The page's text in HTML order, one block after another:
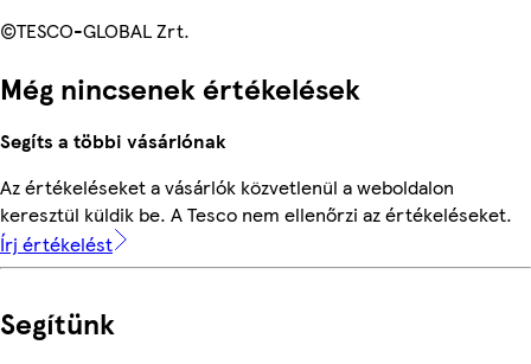
©TESCO-GLOBAL Zrt.
Még nincsenek értékelések
Segíts a többi vásárlónak
Az értékeléseket a vásárlók közvetlenül a weboldalon
keresztül küldik be. A Tesco nem ellenőrzi az értékeléseket.
Írj értékelést
Segítünk